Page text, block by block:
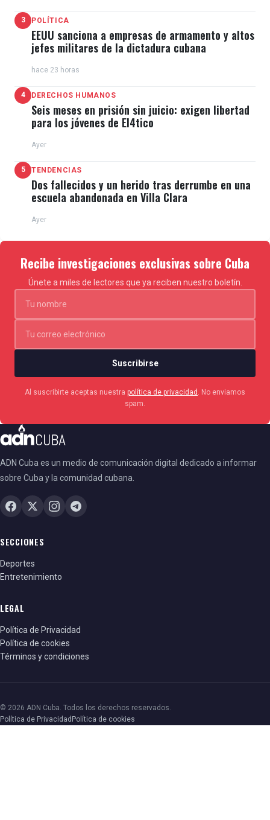
3 POLÍTICA
EEUU sanciona a empresas de armamento y altos
jefes militares de la dictadura cubana
hace 23 horas
4 DERECHOS HUMANOS
Seis meses en prisión sin juicio: exigen libertad
para los jóvenes de El4tico
Ayer
5 TENDENCIAS
Dos fallecidos y un herido tras derrumbe en una
escuela abandonada en Villa Clara
Ayer
Recibe investigaciones exclusivas sobre Cuba
Únete a miles de lectores que ya reciben nuestro boletín.
Suscribirse
Al suscribirte aceptas nuestra política de privacidad
. No enviamos
spam.
ADN Cuba es un medio de comunicación digital dedicado a informar
sobre Cuba y la comunidad cubana.
SECCIONES
Deportes
Entretenimiento
LEGAL
Política de Privacidad
Política de cookies
Términos y condiciones
© 2026 ADN Cuba. Todos los derechos reservados.
Política de Privacidad Política de cookies